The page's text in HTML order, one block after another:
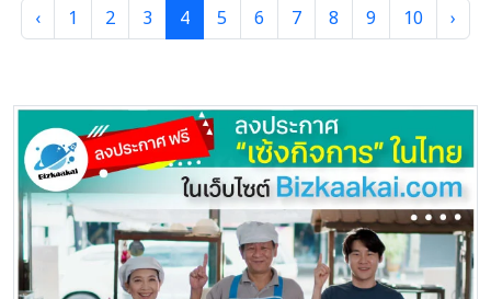
‹ 1 2 3 4 5 6 7 8 9 10 ›